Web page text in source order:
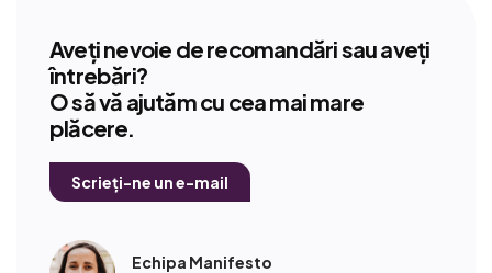
Aveți nevoie de recomandări sau aveți
întrebări?
O să vă ajutăm cu cea mai mare
plăcere.
Scrieți-ne un e-mail
Echipa Manifesto